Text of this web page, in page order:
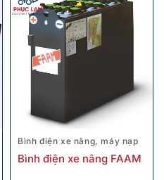
Bình điện xe nâng, máy nạp
Bình điện xe nâng FAAM